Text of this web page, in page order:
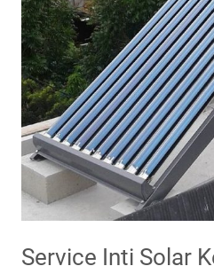
Service Inti Solar